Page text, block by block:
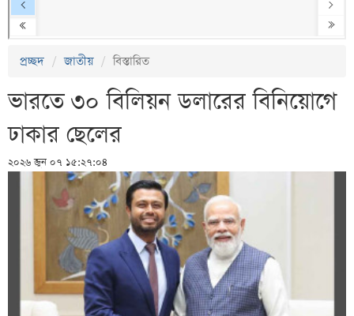
প্রচ্ছদ জাতীয় বিস্তারিত
ভারতে ৩০ বিলিয়ন ডলারের বিনিয়োগে
ঢাকার ছেলের
২০২৬ জুন ০৭ ১৫:২৭:০৪